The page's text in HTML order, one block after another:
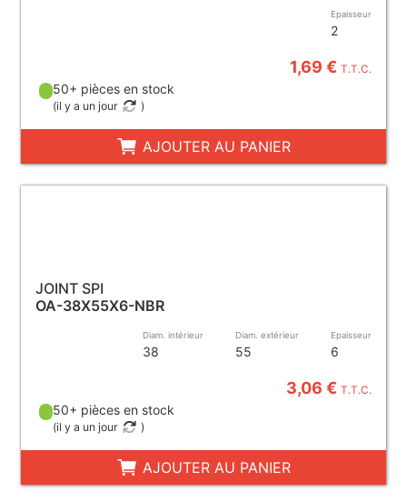
Epaisseur
2
1,69 €T.T.C.
50+ pièces en stock
(il y a un jour )
AJOUTER AU PANIER
JOINT SPI
OA-38X55X6-NBR
Diam. intérieur
38
Diam. extérieur
55
Epaisseur
6
3,06 €T.T.C.
50+ pièces en stock
(il y a un jour )
AJOUTER AU PANIER